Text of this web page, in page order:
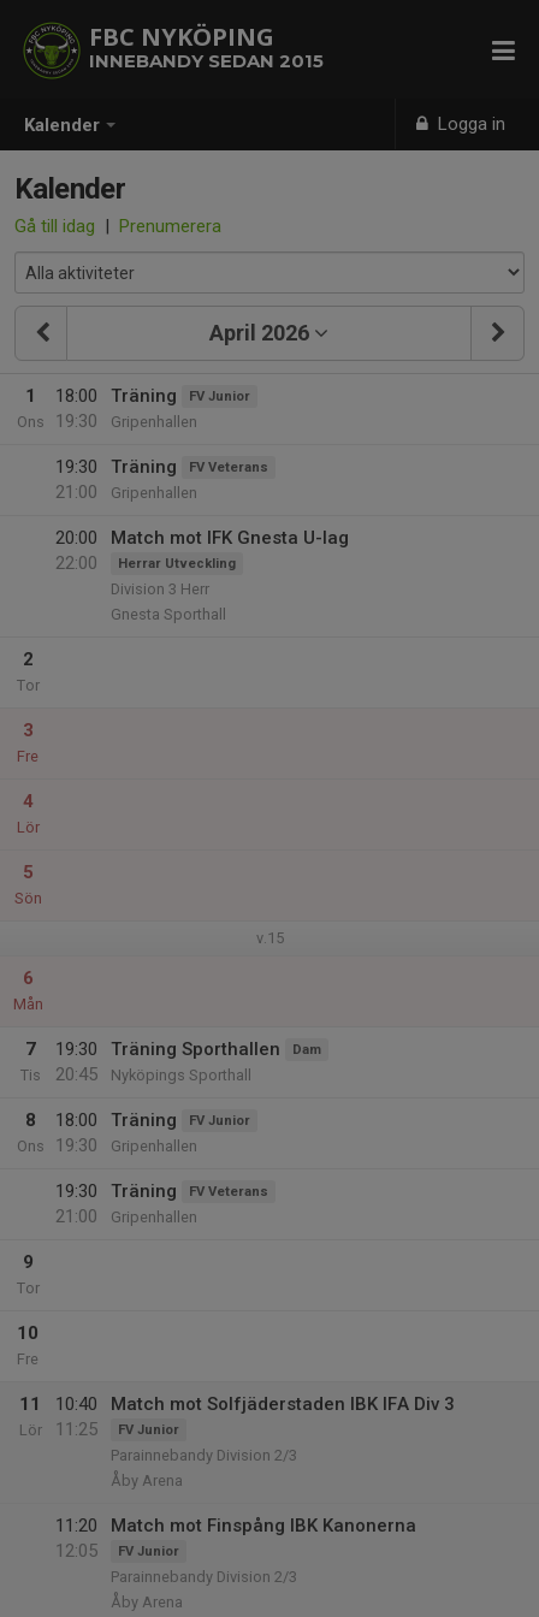
Kalender Logga in
FBC NYKÖPING
INNEBANDY SEDAN 2015
Kalender
Gå till idag | Prenumerera
April 2026
1
Ons
18:00
19:30
Träning FV Junior
Gripenhallen
19:30
21:00
Träning FV Veterans
Gripenhallen
20:00
22:00
Match mot IFK Gnesta U-lag
Herrar Utveckling
Division 3 Herr
Gnesta Sporthall
2
Tor
3
Fre
4
Lör
5
Sön
v.15
6
Mån
7
Tis
19:30
20:45
Träning Sporthallen Dam
Nyköpings Sporthall
8
Ons
18:00
19:30
Träning FV Junior
Gripenhallen
19:30
21:00
Träning FV Veterans
Gripenhallen
9
Tor
10
Fre
11
Lör
10:40
11:25
Match mot Solfjäderstaden IBK IFA Div 3
FV Junior
Parainnebandy Division 2/3
Åby Arena
11:20
12:05
Match mot Finspång IBK Kanonerna
FV Junior
Parainnebandy Division 2/3
Åby Arena